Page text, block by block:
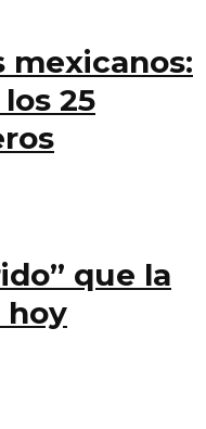
mexicanos:
25
que la
hoy